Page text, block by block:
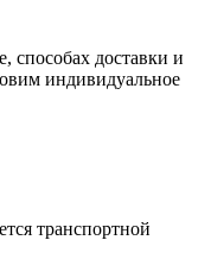
способах доставки и
индивидуальное
транспортной